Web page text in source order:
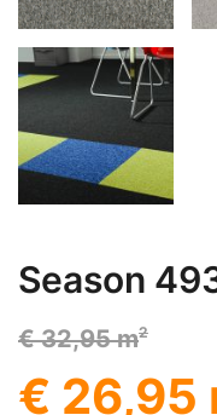
Season
€ 32,95 m2
€ 26,95